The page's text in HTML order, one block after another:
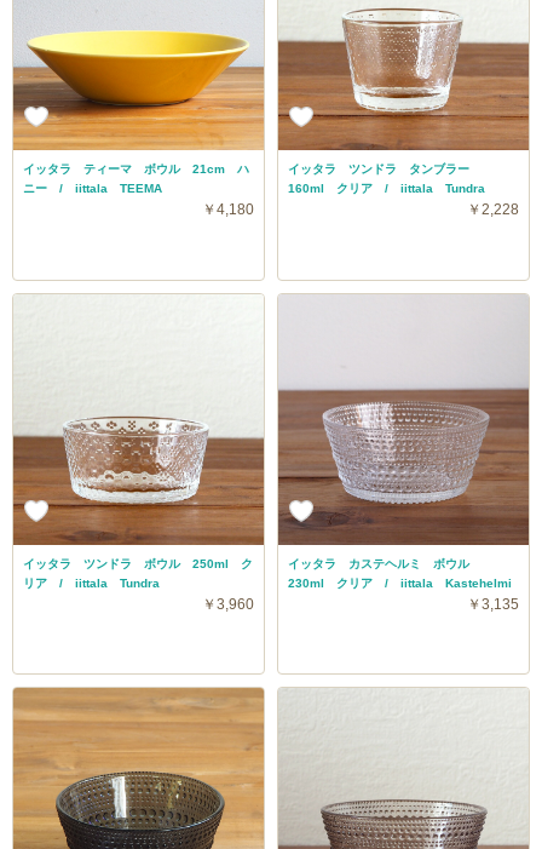
イッタラ ティーマ ボウル 21cm ハ
ニー / iittala TEEMA
￥4,180
イッタラ ツンドラ タンブラー
160ml クリア / iittala Tundra
￥2,228
イッタラ ツンドラ ボウル 250ml ク
リア / iittala Tundra
￥3,960
イッタラ カステヘルミ ボウル
230ml クリア / iittala Kastehelmi
￥3,135